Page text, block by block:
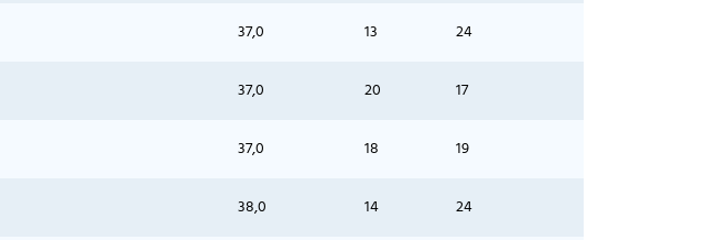
37,0 13 24
37,0 20 17
37,0 18 19
38,0 14 24